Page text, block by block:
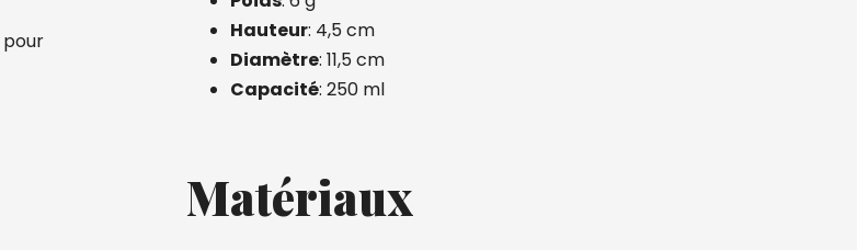
pour
Hauteur: 4,5 cm
Diamètre: 11,5 cm
Capacité: 250 ml
Matériaux